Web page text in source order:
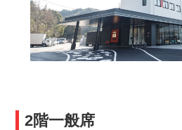
2階一般席